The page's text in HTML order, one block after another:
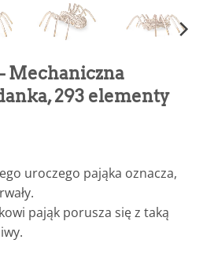
Mechaniczna
293 elementy
uroczego pająka oznacza,
pająk porusza się z taką